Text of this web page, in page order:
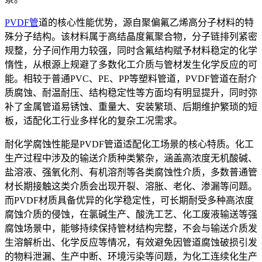
PVDF管道的核心性能优势，源自聚偏氟乙烯高分子材料的特
殊分子结构。该材料属于高结晶度氟聚合物，分子链排列紧密
规整，分子间作用力较强，同时含氟结构赋予材料稳定的化学
惰性，从根源上规避了多数化工介质与管材发生化学反应的可
能。相较于普通PVC、PE、PP等塑料管道，PVDF管道在耐介
质腐蚀、耐温耐压、结构稳定性等方面均有明显提升，同时弥
补了金属管道易锈蚀、重量大、安装繁琐、后期维护繁琐的短
板，适配化工行业多样化的复杂工况需求。
耐化学腐蚀性能是PVDF管道适配化工场景的核心特质。化工
生产过程中涉及的输送介质种类繁杂，涵盖高浓度无机酸碱、
盐溶液、强氧化剂、有机溶剂等各类腐蚀性介质，多数普通管
材长期接触这类介质会出现开裂、溶胀、老化、渗漏等问题。
而PVDF材质具备优异的化学稳定性，可长期耐受多种高浓度
腐蚀介质的侵蚀，在氯碱生产、酸洗工艺、化工废液输送等强
腐蚀场景中，能够持续保持管材结构完整，不会与输送介质发
生溶解析出、化学反应等情况，有效避免因管道腐蚀破损引发
的物料泄漏、生产中断、环境污染等问题，为化工连续化生产